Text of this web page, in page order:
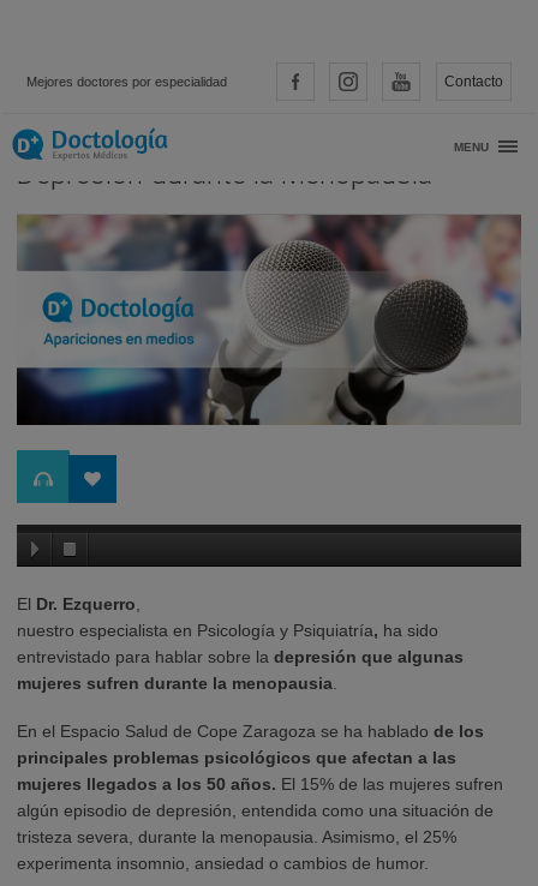
Mejores doctores por especialidad Contacto
MENU
Entrevista al Dr. Ezquerro sobre la
Depresión durante la Menopausia
El Dr. Ezquerro
nuestro especialista en Psicología y Psiquiatría, ha sido
entrevistado para hablar sobre la depresión que algunas
mujeres sufren durante la menopausia
En el Espacio Salud de Cope Zaragoza se ha hablado de los
principales problemas psicológicos que afectan a las
mujeres llegados a los 50 años. El 15% de las mujeres sufren
algún episodio de depresión, entendida como una situación de
tristeza severa, durante la menopausia. Asimismo, el 25%
experimenta insomnio, ansiedad o cambios de humor.